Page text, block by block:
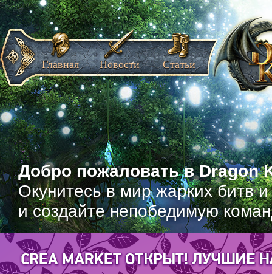
Добро пожаловать в Dragon
Окунитесь в мир жарких битв
и создайте непобедимую
Главная Новости Статьи